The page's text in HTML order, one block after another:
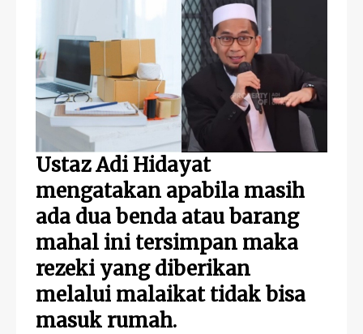
Ustaz Adi Hidayat
mengatakan apabila masih
ada dua benda atau barang
mahal ini tersimpan maka
rezeki yang diberikan
melalui malaikat tidak bisa
masuk rumah.